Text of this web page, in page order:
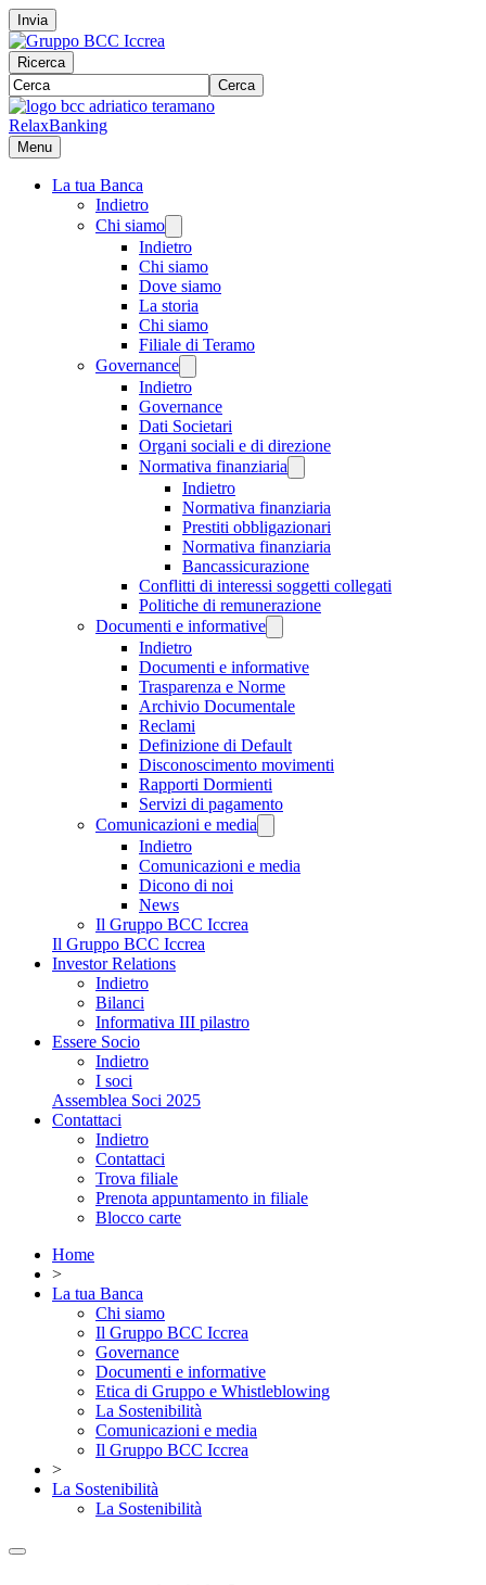
Invia
Ricerca
Cerca
RelaxBanking
Menu
La tua Banca
Indietro
Chi siamo
Indietro
Chi siamo
Dove siamo
La storia
Chi siamo
Filiale di Teramo
Governance
Indietro
Governance
Dati Societari
Organi sociali e di direzione
Normativa finanziaria
Indietro
Normativa finanziaria
Prestiti obbligazionari
Normativa finanziaria
Bancassicurazione
Conflitti di interessi soggetti collegati
Politiche di remunerazione
Documenti e informative
Indietro
Documenti e informative
Trasparenza e Norme
Archivio Documentale
Reclami
Definizione di Default
Disconoscimento movimenti
Rapporti Dormienti
Servizi di pagamento
Comunicazioni e media
Indietro
Comunicazioni e media
Dicono di noi
News
Il Gruppo BCC Iccrea
Il Gruppo BCC Iccrea
Investor Relations
Indietro
Bilanci
Informativa III pilastro
Essere Socio
Indietro
I soci
Assemblea Soci 2025
Contattaci
Indietro
Contattaci
Trova filiale
Prenota appuntamento in filiale
Blocco carte
Home
>
La tua Banca
Chi siamo
Il Gruppo BCC Iccrea
Governance
Documenti e informative
Etica di Gruppo e Whistleblowing
La Sostenibilità
Comunicazioni e media
Il Gruppo BCC Iccrea
>
La Sostenibilità
La Sostenibilità